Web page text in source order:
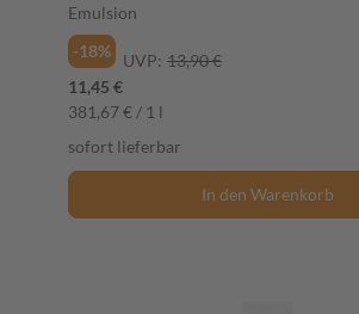
Emulsion
-18%
UVP: 13,90 €
11,45 €
381,67 € / 1 l
sofort lieferbar
In den Warenkorb